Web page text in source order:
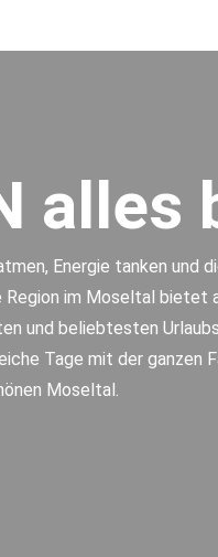
alles
Energie tanken und
im Moseltal bietet
und beliebtesten
Tage mit der ganzen
Moseltal.